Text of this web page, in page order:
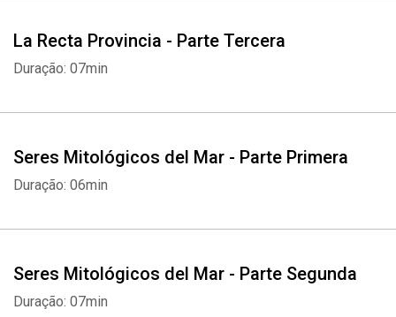
La Recta Provincia - Parte Tercera
Duração: 07min
Seres Mitológicos del Mar - Parte Primera
Duração: 06min
Seres Mitológicos del Mar - Parte Segunda
Duração: 07min
Whatsapp Facebook Twitter E-mail